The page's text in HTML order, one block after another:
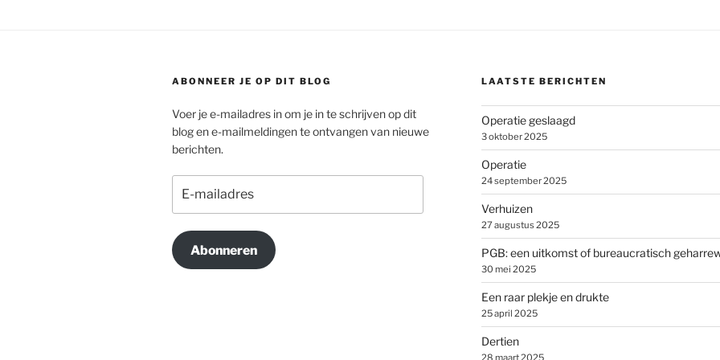
ABONNEER JE OP DIT BLOG
Voer je e-mailadres in om je in te schrijven op dit
blog en e-mailmeldingen te ontvangen van nieuwe
berichten.
mailadres
Abonneren
LAATSTE BERICHTEN
Operatie geslaagd
3 oktober 2025
Operatie
24 september 2025
Verhuizen
27 augustus 2025
PGB: een uitkomst of bureaucratisch
30 mei 2025
Een raar plekje en drukte
25 april 2025
Dertien
28 maart 2025